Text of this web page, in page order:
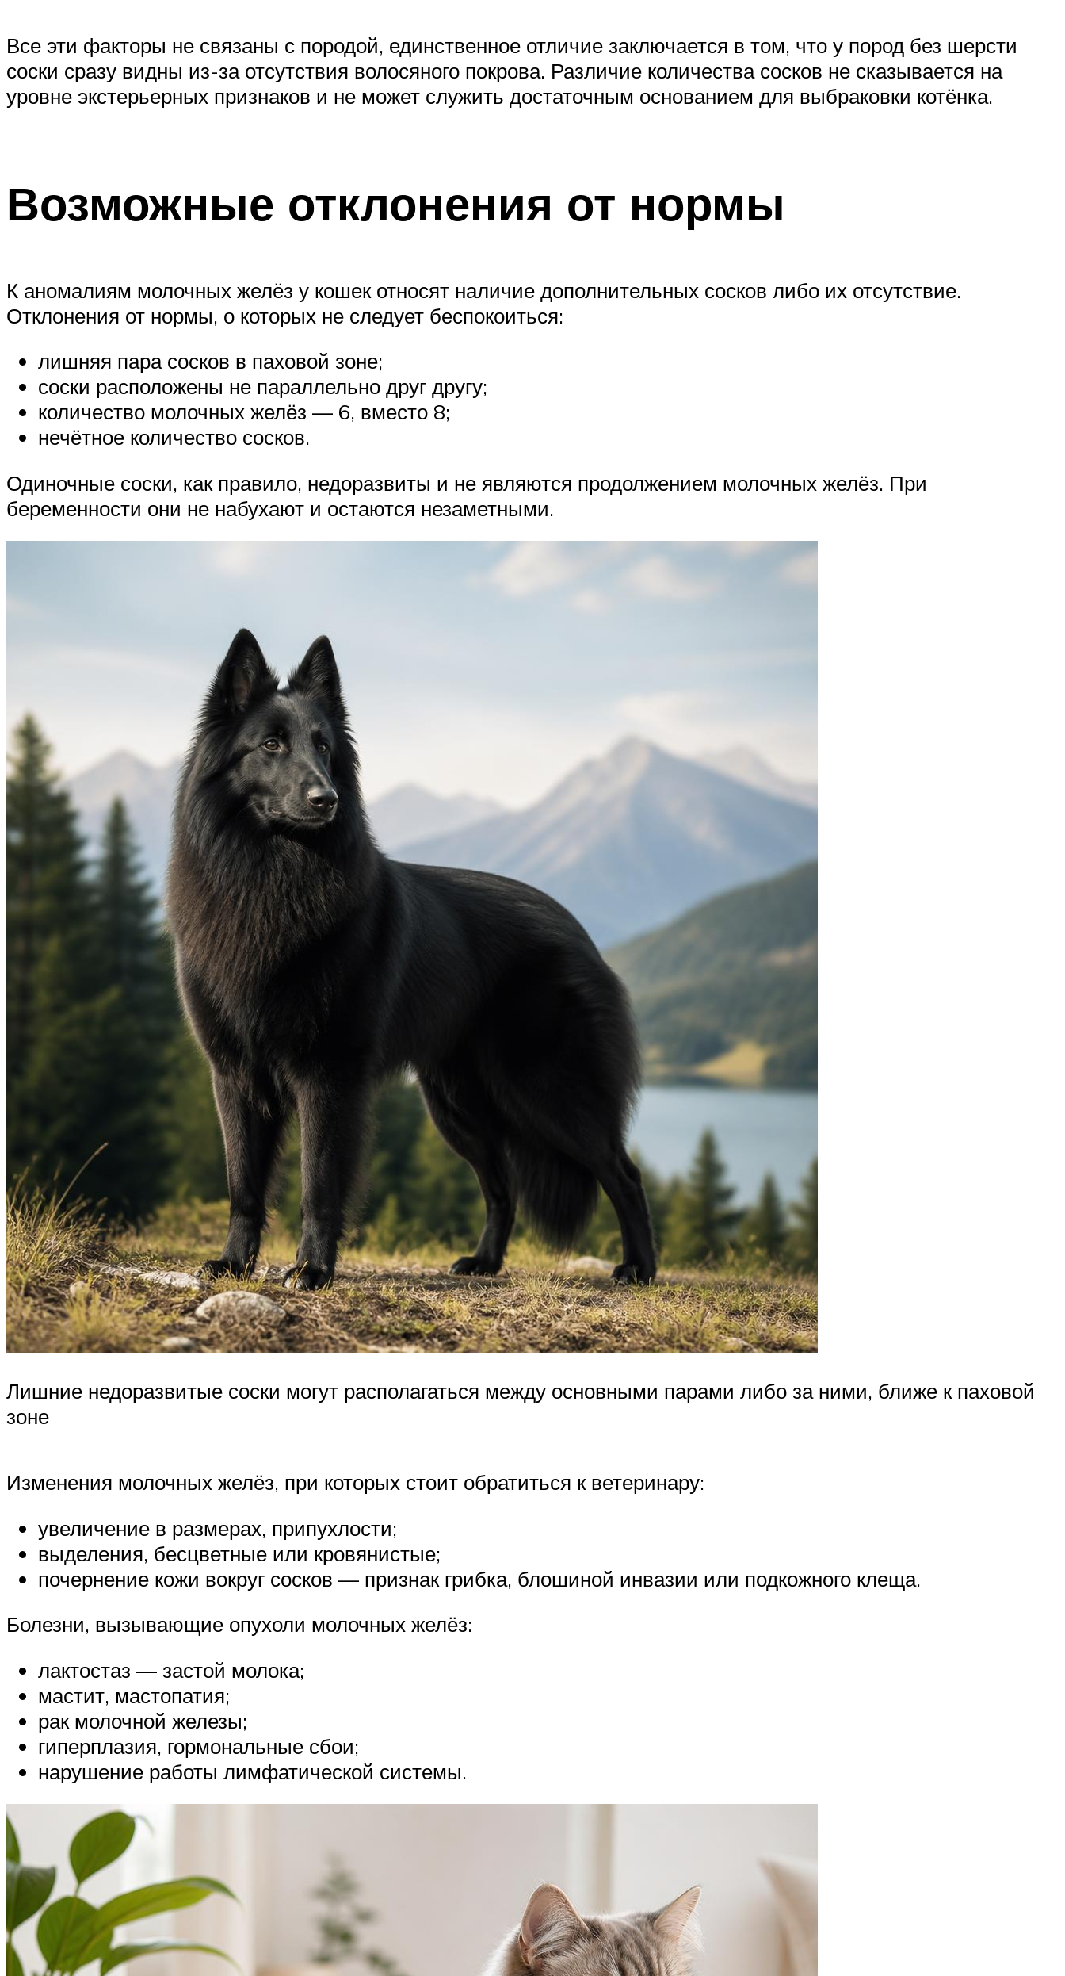
Все эти факторы не связаны с породой, единственное отличие заключается в том, что у пород без шерсти
соски сразу видны из-за отсутствия волосяного покрова. Различие количества сосков не сказывается на
уровне экстерьерных признаков и не может служить достаточным основанием для выбраковки котёнка.
Возможные отклонения от нормы
К аномалиям молочных желёз у кошек относят наличие дополнительных сосков либо их отсутствие.
Отклонения от нормы, о которых не следует беспокоиться:
лишняя пара сосков в паховой зоне;
соски расположены не параллельно друг другу;
количество молочных желёз — 6, вместо 8;
нечётное количество сосков.
Одиночные соски, как правило, недоразвиты и не являются продолжением молочных желёз. При
беременности они не набухают и остаются незаметными.
Лишние недоразвитые соски могут располагаться между основными парами либо за ними, ближе к паховой
зоне
Изменения молочных желёз, при которых стоит обратиться к ветеринару:
увеличение в размерах, припухлости;
выделения, бесцветные или кровянистые;
почернение кожи вокруг сосков — признак грибка, блошиной инвазии или подкожного клеща.
Болезни, вызывающие опухоли молочных желёз:
лактостаз — застой молока;
мастит, мастопатия;
рак молочной железы;
гиперплазия, гормональные сбои;
нарушение работы лимфатической системы.